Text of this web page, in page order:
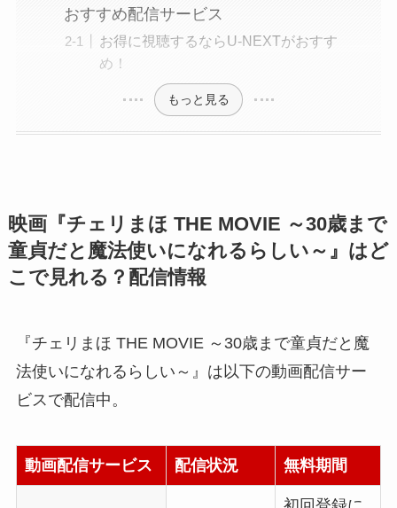
おすすめ配信サービス
お得に視聴するならU-NEXTがおすす
め！
もっと見る
映画『チェリまほ THE MOVIE ～30歳まで
童貞だと魔法使いになれるらしい～』はど
こで見れる？配信情報
『チェリまほ THE MOVIE ～30歳まで童貞だと魔
法使いになれるらしい～』は以下の動画配信サー
ビスで配信中。
動画配信サービス 配信状況 無料期間